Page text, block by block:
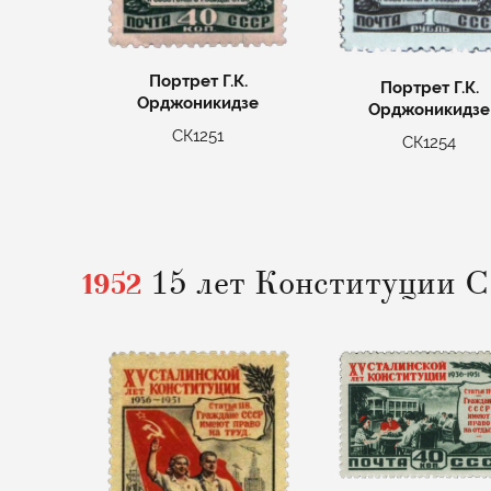
Портрет Г.К.
Орджоникидзе
СК1251
Портрет Г.К.
Орджоникидзе
СК1254
1952 15 лет Конституции